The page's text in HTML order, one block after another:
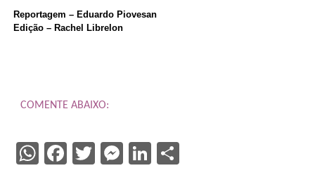
Reportagem – Eduardo Piovesan
Edição – Rachel Librelon
COMENTE ABAIXO:
WhatsApp
Facebook
Twitter
Messenger
LinkedIn
Share